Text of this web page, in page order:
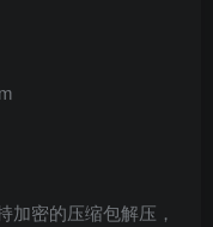
加密的压缩包解压，